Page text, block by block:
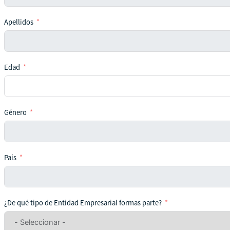
Apellidos
Edad
Género
País
¿De qué tipo de Entidad Empresarial formas parte?